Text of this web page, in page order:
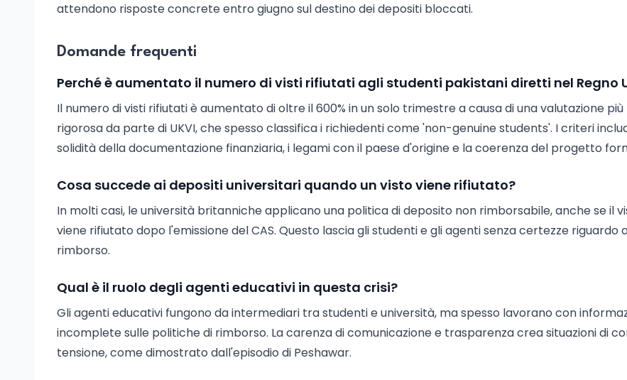
attendono risposte concrete entro giugno sul destino dei depositi bloccati.
Domande frequenti
Perché è aumentato il numero di visti rifiutati agli studenti pakistani diretti nel Regno
Il numero di visti rifiutati è aumentato di oltre il 600% in un solo trimestre a causa di una valutazione più
rigorosa da parte di UKVI, che spesso classifica i richiedenti come 'non-genuine students'. I criteri
solidità della documentazione finanziaria, i legami con il paese d'origine e la coerenza del progetto
Cosa succede ai depositi universitari quando un visto viene rifiutato?
In molti casi, le università britanniche applicano una politica di deposito non rimborsabile, anche se il
viene rifiutato dopo l'emissione del CAS. Questo lascia gli studenti e gli agenti senza certezze riguardo
rimborso.
Qual è il ruolo degli agenti educativi in questa crisi?
Gli agenti educativi fungono da intermediari tra studenti e università, ma spesso lavorano con
incomplete sulle politiche di rimborso. La carenza di comunicazione e trasparenza crea situazioni di
tensione, come dimostrato dall'episodio di Peshawar.